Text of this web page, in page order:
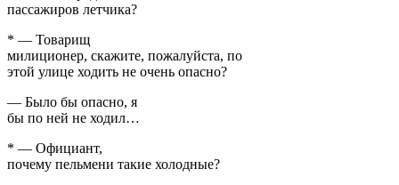
пассажиров летчика?
* — Товарищ
милиционер, скажите, пожалуйста, по
этой улице ходить не очень опасно?
— Было бы опасно, я
бы по ней не ходил…
* — Официант,
почему пельмени такие холодные?